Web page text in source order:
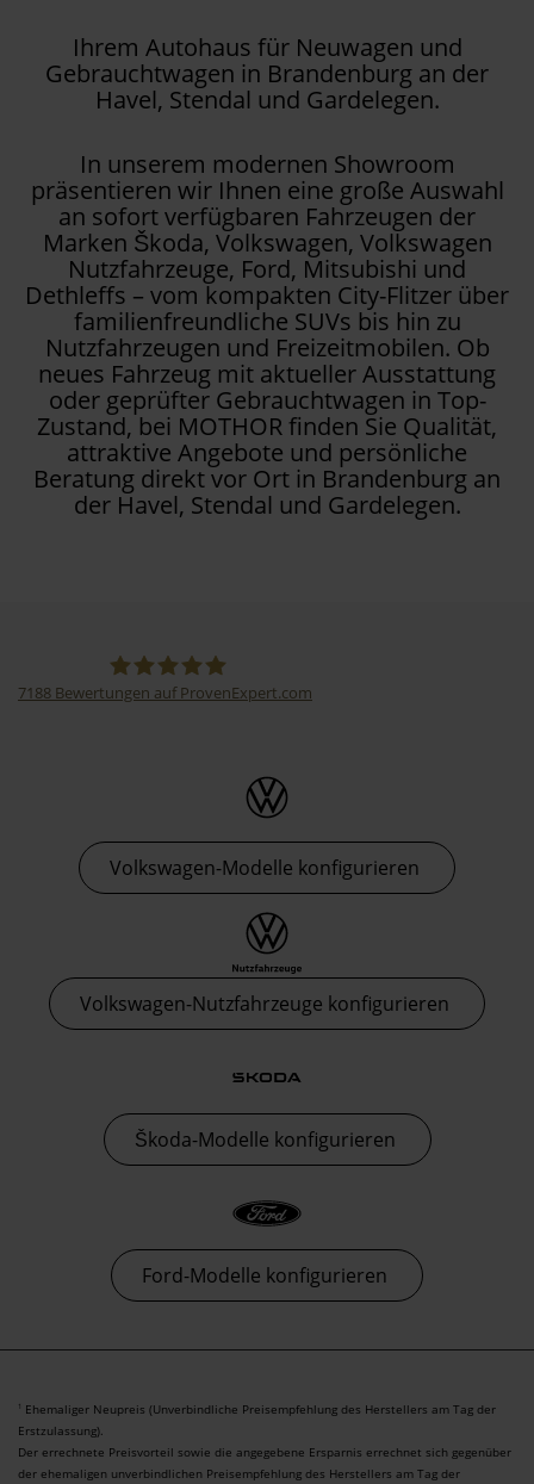
Ihrem Autohaus für Neuwagen und
Gebrauchtwagen in Brandenburg an der
Havel, Stendal und Gardelegen.
In unserem modernen Showroom
präsentieren wir Ihnen eine große Auswahl
an sofort verfügbaren Fahrzeugen der
Marken Škoda, Volkswagen, Volkswagen
Nutzfahrzeuge, Ford, Mitsubishi und
Dethleffs – vom kompakten City-Flitzer über
familienfreundliche SUVs bis hin zu
Nutzfahrzeugen und Freizeitmobilen. Ob
neues Fahrzeug mit aktueller Ausstattung
oder geprüfter Gebrauchtwagen in Top-
Zustand, bei MOTHOR finden Sie Qualität,
attraktive Angebote und persönliche
Beratung direkt vor Ort in Brandenburg an
der Havel, Stendal und Gardelegen.
7188 Bewertungen auf ProvenExpert.com
Volkswagen-Modelle konfigurieren
Volkswagen-Nutzfahrzeuge konfigurieren
Škoda-Modelle konfigurieren
Ford-Modelle konfigurieren
1 Ehemaliger Neupreis (Unverbindliche Preisempfehlung des Herstellers am Tag der
Erstzulassung).
Der errechnete Preisvorteil sowie die angegebene Ersparnis errechnet sich gegenüber
der ehemaligen unverbindlichen Preisempfehlung des Herstellers am Tag der